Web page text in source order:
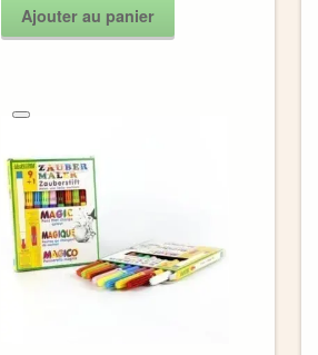
Ajouter au panier